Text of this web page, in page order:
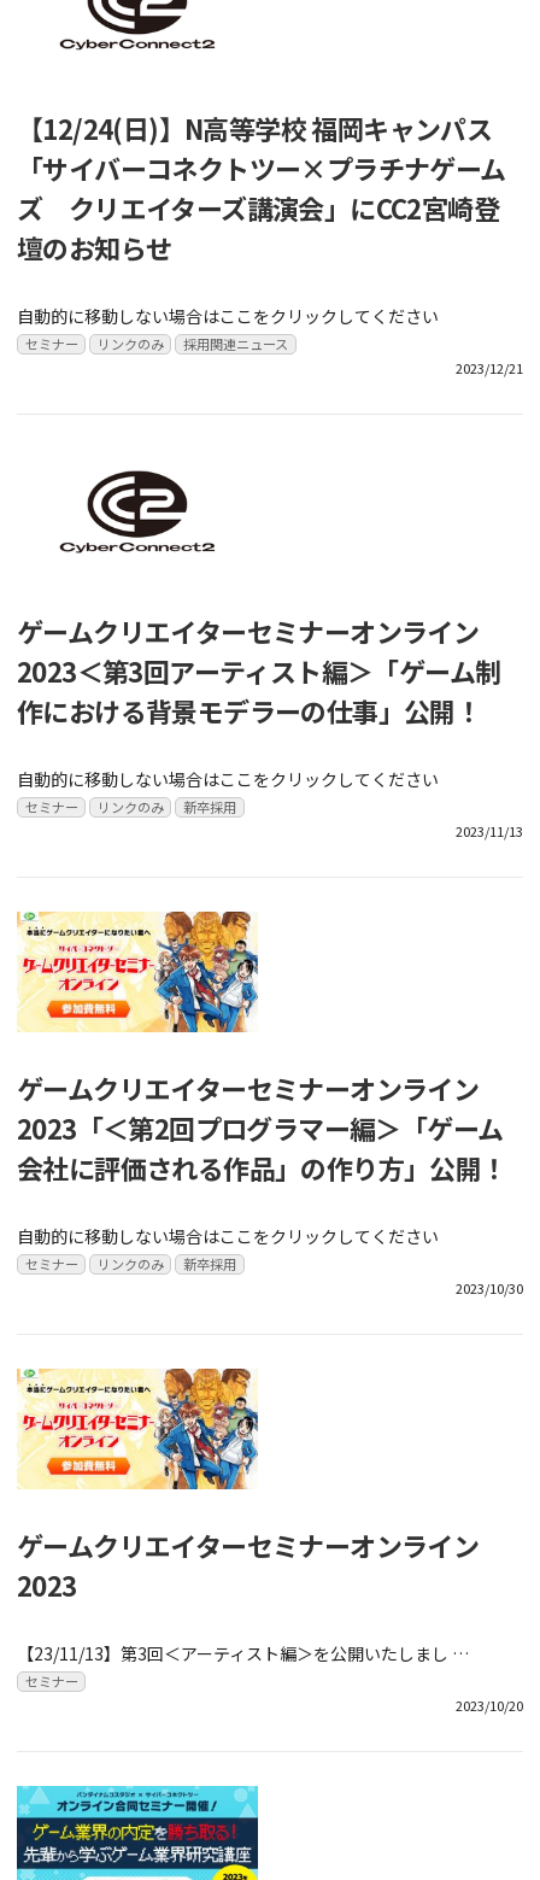
【12/24(日)】N高等学校 福岡キャンパス
「サイバーコネクトツー×プラチナゲーム
ズ クリエイターズ講演会」にCC2宮崎登
壇のお知らせ
自動的に移動しない場合はここをクリックしてください
セミナー リンクのみ
採用関連ニュース
2023/12/21
ゲームクリエイターセミナーオンライン
2023＜第3回アーティスト編＞「ゲーム制
作における背景モデラーの仕事」公開！
自動的に移動しない場合はここをクリックしてください
セミナー リンクのみ
新卒採用
2023/11/13
ゲームクリエイターセミナーオンライン
2023「＜第2回プログラマー編＞「ゲーム
会社に評価される作品」の作り方」公開！
自動的に移動しない場合はここをクリックしてください
セミナー リンクのみ
新卒採用
2023/10/30
ゲームクリエイターセミナーオンライン
2023
【23/11/13】第3回＜アーティスト編＞を公開いたしまし …
セミナー
2023/10/20